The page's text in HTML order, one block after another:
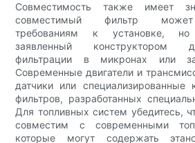
Совместимость также имеет
совместимый фильтр может
требованиям к установке, но
заявленный конструктором
фильтрации в микронах или
Современные двигатели и
датчики или специализированные
фильтров, разработанных
Для топливных систем убедитесь,
совместим с современными
которые могут содержать